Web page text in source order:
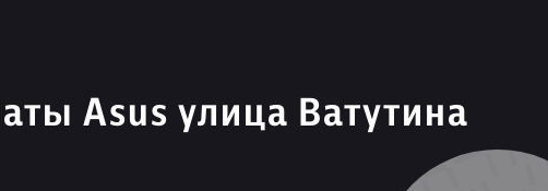
Asus улица Ватутина